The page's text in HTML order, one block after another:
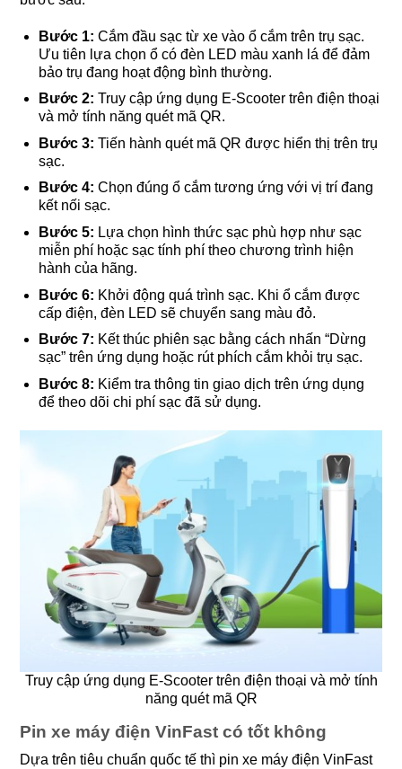
Bước 1: Cắm đầu sạc từ xe vào ổ cắm trên trụ sạc.
Ưu tiên lựa chọn ổ có đèn LED màu xanh lá để đảm
bảo trụ đang hoạt động bình thường.
Bước 2: Truy cập ứng dụng E-Scooter trên điện thoại
và mở tính năng quét mã QR.
Bước 3: Tiến hành quét mã QR được hiển thị trên trụ
sạc.
Bước 4: Chọn đúng ổ cắm tương ứng với vị trí đang
kết nối sạc.
Bước 5: Lựa chọn hình thức sạc phù hợp như sạc
miễn phí hoặc sạc tính phí theo chương trình hiện
hành của hãng.
Bước 6: Khởi động quá trình sạc. Khi ổ cắm được
cấp điện, đèn LED sẽ chuyển sang màu đỏ.
Bước 7: Kết thúc phiên sạc bằng cách nhấn “Dừng
sạc” trên ứng dụng hoặc rút phích cắm khỏi trụ sạc.
Bước 8: Kiểm tra thông tin giao dịch trên ứng dụng
để theo dõi chi phí sạc đã sử dụng.
Truy cập ứng dụng E-Scooter trên điện thoại và mở tính
năng quét mã QR
Pin xe máy điện VinFast có tốt không
Dựa trên tiêu chuẩn quốc tế thì pin xe máy điện VinFast